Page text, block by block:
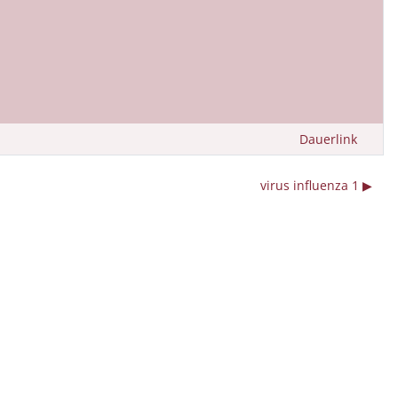
Dauerlink
virus influenza 1 ▶︎